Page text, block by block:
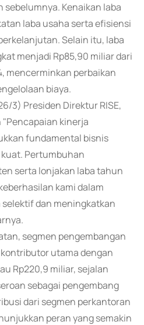
sebelumnya. Kenaikan laba
laba usaha serta efisiensi
Selain itu, laba
menjadi Rp85,90 miliar dari
mencerminkan perbaikan
biaya.
3) Presiden Direktur RISE,
kinerja
fundamental bisnis
Pertumbuhan
serta lonjakan laba tahun
kami dalam
dan meningkatkan
segmen pengembangan
utama dengan
Rp220,9 miliar, sejalan
sebagai pengembang
dari segmen perkantoran
peran yang semakin